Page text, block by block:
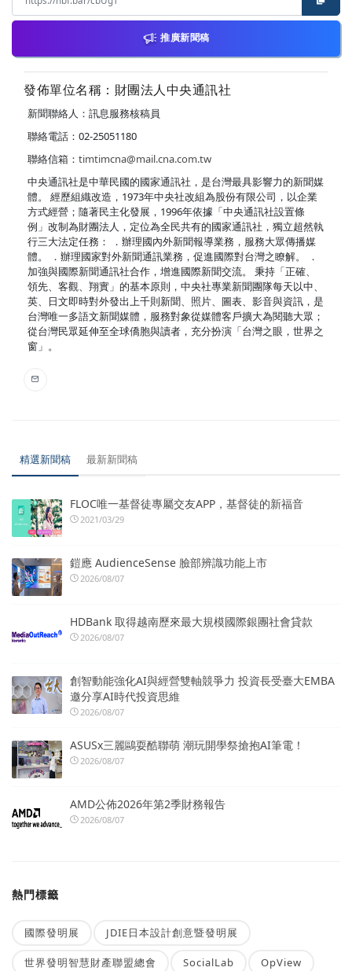
推廣新聞稿
發佈單位名稱：財團法人中央通訊社
新聞聯絡人：訊息服務核稿員
聯絡電話：02-25051180
聯絡信箱： timtimcna@mail.cna.com.tw
中央通訊社是中華民國的國家通訊社，是台灣最具影響力的新聞媒
體。 經歷組織改造，1973年中央社改組為股份有限公司，以企業
方式經營；隨著民主化發展，1996年依據「中央通訊社設置條
例」改制為財團法人，定位為全民共有的國家通訊社，獨立超然執
行三大法定任務： ．辦理國內外新聞報導業務，服務大眾傳播媒
體。 ．辦理國家對外新聞通訊業務，促進國際對台灣之瞭解。 ．
加強與國際新聞通訊社合作，增進國際新聞交流。 秉持「正確、
領先、客觀、翔實」的基本原則，中央社專業新聞團隊每天以中、
英、日文即時對外發出上千則新聞、照片、圖表、影音與資訊，是
台灣唯一多語文新聞媒體，服務對象從媒體客戶擴大為閱聽大眾；
從台灣民眾延伸至全球僑胞與讀者，充分扮演「台灣之眼，世界之
窗」。
精選新聞稿 最新新聞稿
FLOC唯一基督徒專屬交友APP，基督徒的新福音
2021/03/29
鎧應 AudienceSense 臉部辨識功能上市
2026/08/07
HDBank 取得越南歷來最大規模國際銀團社會貸款
2026/08/07
創智動能強化AI與經營雙軸競爭力 投資長受臺大EMBA
邀分享AI時代投資思維
2026/08/07
ASUSx三麗鷗耍酷聯萌 潮玩開學祭搶抱AI筆電！
2026/08/07
AMD公佈2026年第2季財務報告
2026/08/07
熱門標籤
國際發明展 JDIE日本設計創意暨發明展
世界發明智慧財產聯盟總會 SocialLab OpView